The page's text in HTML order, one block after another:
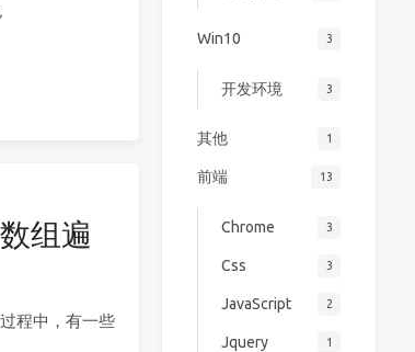
组遍
程中，有一些
Win10 3
开发环境 3
其他 1
前端 13
Chrome 3
Css 3
JavaScript 2
Jquery 1